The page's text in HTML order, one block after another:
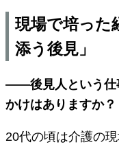
現場で培った
添う後見」
――後見人という仕
かけはありますか？
20代の頃は介護の